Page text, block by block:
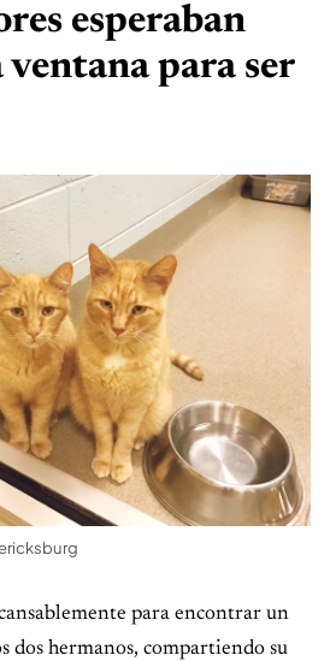
esperaban
para ser
para encontrar un
dos hermanos, compartiendo su